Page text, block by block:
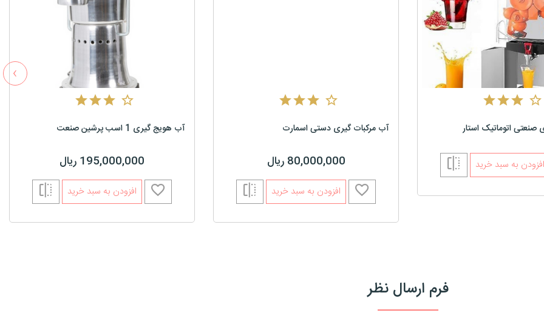
آب هویج گیری 1 اسب پرشین صنعت
195,000,000 ریال
افزودن به سبد خرید
آب مرکبات گیری دستی اسمارت
80,000,000 ریال
افزودن به سبد خرید
صنعتی اتوماتیک استار
افزودن به سبد خرید
›
فرم ارسال نظر